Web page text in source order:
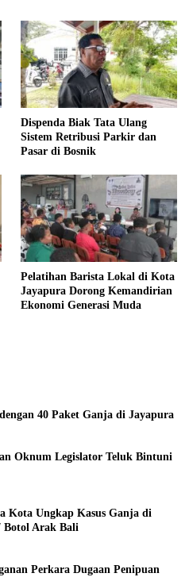
Dispenda Biak Tata Ulang
Sistem Retribusi Parkir dan
Pasar di Bosnik
Pelatihan Barista Lokal di Kota
Jayapura Dorong Kemandirian
Ekonomi Generasi Muda
40 Paket Ganja di Jayapura
Oknum Legislator Teluk Bintuni
Kota Ungkap Kasus Ganja di
Botol Arak Bali
Perkara Dugaan Penipuan